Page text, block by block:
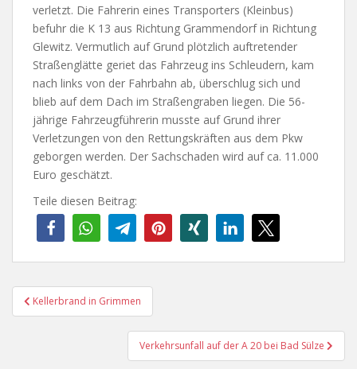
verletzt. Die Fahrerin eines Transporters (Kleinbus)
befuhr die K 13 aus Richtung Grammendorf in Richtung
Glewitz. Vermutlich auf Grund plötzlich auftretender
Straßenglätte geriet das Fahrzeug ins Schleudern, kam
nach links von der Fahrbahn ab, überschlug sich und
blieb auf dem Dach im Straßengraben liegen. Die 56-
jährige Fahrzeugführerin musste auf Grund ihrer
Verletzungen von den Rettungskräften aus dem Pkw
geborgen werden. Der Sachschaden wird auf ca. 11.000
Euro geschätzt.
Teile diesen Beitrag:
Beitragsnavigation
Kellerbrand in Grimmen
Verkehrsunfall auf der A 20 bei Bad Sülze